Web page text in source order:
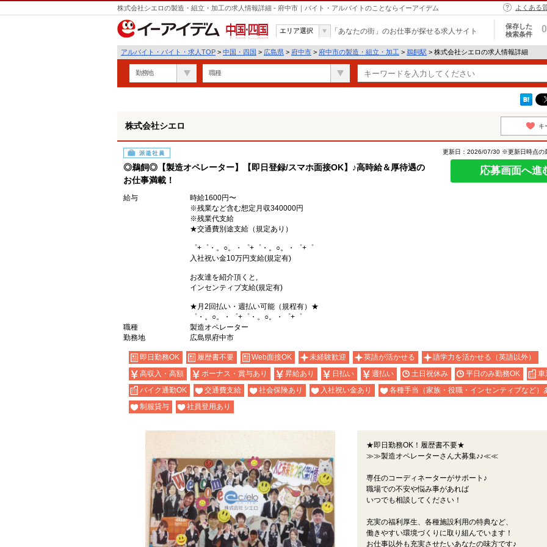
株式会社シエロの製造・組立・加工の求人情報詳細 - 府中市｜バイト・アルバイトのことならイーアイデム よくある
中国・四国
エリア選択 「あなたの街」のお仕事が探せる求人サイト
保存した
検索条件
0
アルバイト・バイト・求人TOP > 中国・四国 > 広島県 > 府中市 > 府中市の製造・組立・加工 > 鵜飼駅 > 株式会社シエロの求人情報詳細
勤務地 職種
株式会社シエロ キ
派遣社員
◎鵜飼◎【製造オペレーター】【即日登録/スマホ面接OK】♪高時給＆厚待遇の
お仕事満載！
更新日：2026/07/30 ※更新日時点の
応募画面へ進
給与
時給1600円〜
※残業など含む想定月収340000円
※残業代支給
★交通費別途支給（規定あり）
゜+゜・。○。・゜+゜・。○。・゜+゜
入社祝い金10万円支給(規定有)
お友達を紹介頂くと,
インセンティブ支給(規定有)
★月2回払い・週払い可能（規程有）★
゜・。○。・゜+゜・。○。・゜+゜
職種
製造オペレーター
勤務地
広島県府中市
即日勤務OK 履歴書不要 Web面接OK 未経験歓迎 英語が活かせる
語学力を活かせる（英語以外）
高収入・高額
ボーナス・賞与あり 昇給あり 日払い 週払い 土日祝休み 平日のみ勤務OK
車
バイク通勤OK
交通費支給 社会保険あり 入社祝い金あり
各種手当（家族・役職・インセンティブなど）
制服貸与
社員登用あり
★即日勤務OK！履歴書不要★
≫≫製造オペレーターさん大募集♪♪≪≪
専任のコーディネーターがサポート♪
職場での不安や悩み事があれば
いつでも相談してください！
充実の福利厚生、各種施設利用の特典など、
働きやすい環境づくりに取り組んでいます！
お仕事以外も充実させたいあなたの味方です♪